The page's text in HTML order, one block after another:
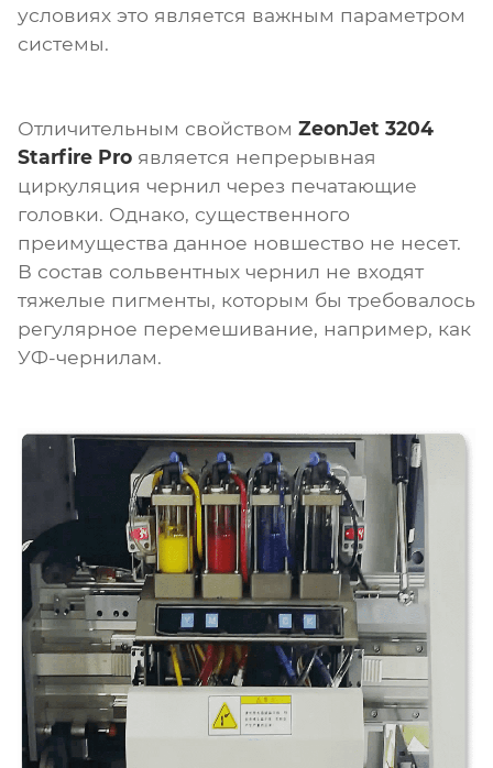
условиях это является важным параметром
системы.
Отличительным свойством ZeonJet 3204
Starfire Pro является непрерывная
циркуляция чернил через печатающие
головки. Однако, существенного
преимущества данное новшество не несет.
В состав сольвентных чернил не входят
тяжелые пигменты, которым бы требовалось
регулярное перемешивание, например, как
УФ-чернилам.